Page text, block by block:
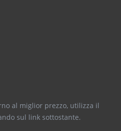
al miglior prezzo, utilizza il
sul link sottostante.